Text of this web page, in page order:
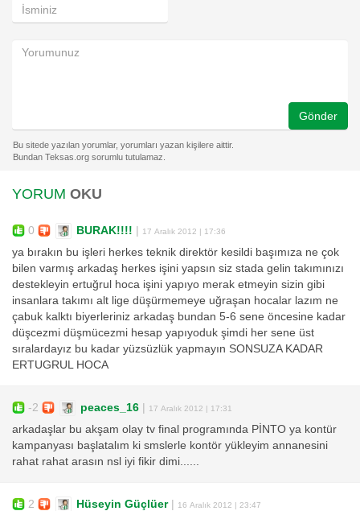
Gönder
YORUM OKU
0 BURAK!!!! | 17 Aralık 2012 | 17:36
ya bırakın bu işleri herkes teknik direktör kesildi başımıza ne çok
bilen varmış arkadaş herkes işini yapsın siz stada gelin takımınızı
destekleyin ertuğrul hoca işini yapıyo merak etmeyin sizin gibi
insanlara takımı alt lige düşürmemeye uğraşan hocalar lazım ne
çabuk kalktı biyerleriniz arkadaş bundan 5-6 sene öncesine kadar
düşcezmi düşmücezmi hesap yapıyoduk şimdi her sene üst
sıralardayız bu kadar yüzsüzlük yapmayın SONSUZA KADAR
ERTUGRUL HOCA
-2 peaces_16 | 17 Aralık 2012 | 17:31
arkadaşlar bu akşam olay tv final programında PİNTO ya kontür
kampanyası başlatalım ki smslerle kontör yükleyim annanesini
rahat rahat arasın nsl iyi fikir dimi......
2 Hüseyin Güçlüer| 16 Aralık 2012 | 23:47